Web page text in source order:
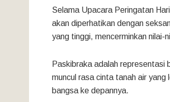
Selama Upacara Peringatan
akan diperhatikan dengan
yang tinggi, mencerminkan nilai-
Paskibraka adalah representasi
muncul rasa cinta tanah air
bangsa ke depannya.